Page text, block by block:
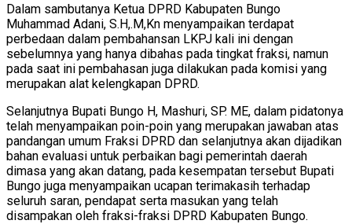
Dalam sambutanya Ketua DPRD Kabupaten Bungo
Muhammad Adani, S.H,.M,Kn menyampaikan terdapat
perbedaan dalam pembahansan LKPJ kali ini dengan
sebelumnya yang hanya dibahas pada tingkat fraksi, namun
pada saat ini pembahasan juga dilakukan pada komisi yang
merupakan alat kelengkapan DPRD.
Selanjutnya Bupati Bungo H, Mashuri, SP. ME, dalam pidatonya
telah menyampaikan poin-poin yang merupakan jawaban atas
pandangan umum Fraksi DPRD dan selanjutnya akan dijadikan
bahan evaluasi untuk perbaikan bagi pemerintah daerah
dimasa yang akan datang, pada kesempatan tersebut Bupati
Bungo juga menyampaikan ucapan terimakasih terhadap
seluruh saran, pendapat serta masukan yang telah
disampakan oleh fraksi-fraksi DPRD Kabupaten Bungo.